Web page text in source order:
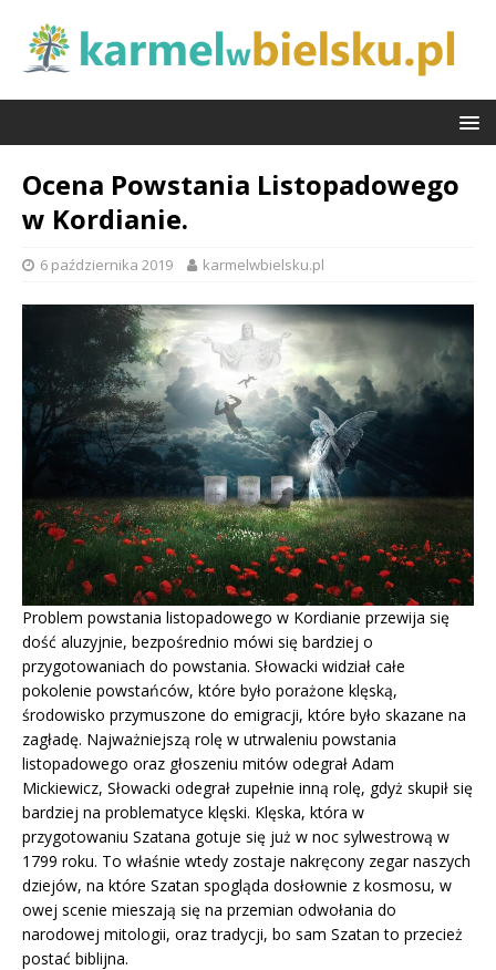
Ocena Powstania Listopadowego
w Kordianie.
6 października 2019 karmelwbielsku.pl
Problem powstania listopadowego w Kordianie przewija się
dość aluzyjnie, bezpośrednio mówi się bardziej o
przygotowaniach do powstania. Słowacki widział całe
pokolenie powstańców, które było porażone klęską,
środowisko przymuszone do emigracji, które było skazane na
zagładę. Najważniejszą rolę w utrwaleniu powstania
listopadowego oraz głoszeniu mitów odegrał Adam
Mickiewicz, Słowacki odegrał zupełnie inną rolę, gdyż skupił się
bardziej na problematyce klęski. Klęska, która w
przygotowaniu Szatana gotuje się już w noc sylwestrową w
1799 roku. To właśnie wtedy zostaje nakręcony zegar naszych
dziejów, na które Szatan spogląda dosłownie z kosmosu, w
owej scenie mieszają się na przemian odwołania do
narodowej mitologii, oraz tradycji, bo sam Szatan to przecież
postać biblijna.